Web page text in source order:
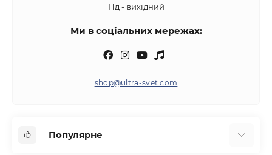
Нд - вихідний
Ми в соціальних мережах:
shop@ultra-svet.com
Популярне